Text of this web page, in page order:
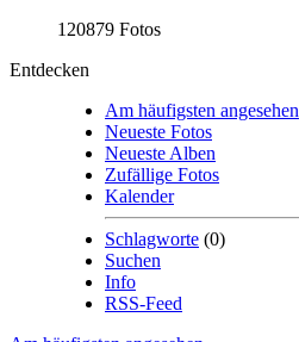
120879 Fotos
Entdecken
Am häufigsten angesehen
Neueste Fotos
Neueste Alben
Zufällige Fotos
Kalender
Schlagworte (0)
Suchen
Info
RSS-Feed